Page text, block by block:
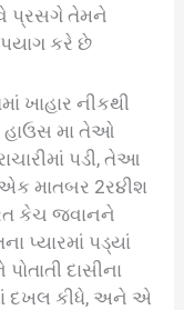
પ્રસગે તેમને
કરે છે
ખાહાર નીકથી
હાઉસ મા તેઓ
પડી, તેઆ
માતબર 2ર૪ીશ
કેચ જવાનને
પ્યારમાં પડ્યાં
દાસીના
દખલ કીધે, અને એ